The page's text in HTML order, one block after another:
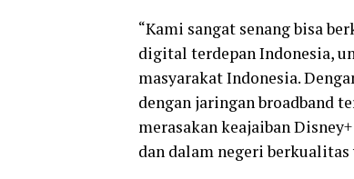
“Kami sangat senang bisa
digital terdepan Indonesia,
masyarakat Indonesia.
dengan jaringan broadband
merasakan keajaiban
dan dalam negeri